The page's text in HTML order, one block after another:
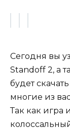
Сегодня вы
Standoff 2, а
будет
многие из
Так как игра